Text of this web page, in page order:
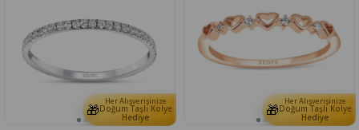
🎁 Her Alışverişinize
Doğum Taşlı Kolye
Hediye 🎁 Her Alışverişinize
Doğum Taşlı Kolye
Hediye